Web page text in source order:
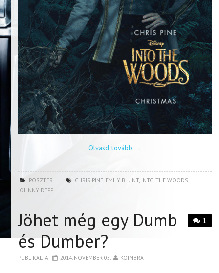
Olvasd tovább →
POSZTER CHRIS PINE EMILY BLUNT, INTO THE WOODS
JOHNNY DEPP
1
Jöhet még egy Dumb
és Dumber?
PUBLIKÁLTA 2014. NOVEMBER 05. KOIMBRA